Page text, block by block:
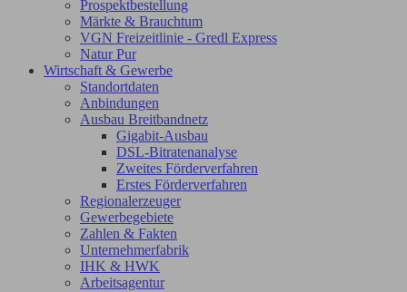
Prospektbestellung
Märkte & Brauchtum
VGN Freizeitlinie - Gredl Express
Natur Pur
Wirtschaft & Gewerbe
Standortdaten
Anbindungen
Ausbau Breitbandnetz
Gigabit-Ausbau
DSL-Bitratenanalyse
Zweites Förderverfahren
Erstes Förderverfahren
Regionalerzeuger
Gewerbegebiete
Zahlen & Fakten
Unternehmerfabrik
IHK & HWK
Arbeitsagentur